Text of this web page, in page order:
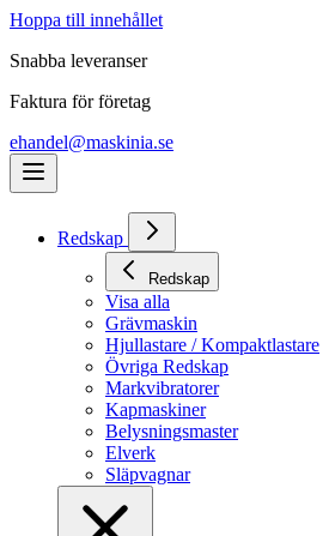
Hoppa till innehållet
Snabba leveranser
Faktura för företag
ehandel@maskinia.se
Redskap
Redskap
Visa alla
Grävmaskin
Hjullastare / Kompaktlastare
Övriga Redskap
Markvibratorer
Kapmaskiner
Belysningsmaster
Elverk
Släpvagnar